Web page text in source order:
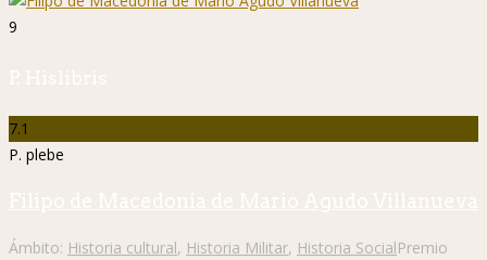
9
P. Hislibris
7.1
P. plebe
Filipo de Macedonia de Mario Agudo Villanueva
Ámbito: Historia cultural, Historia Militar, Historia SocialPremio